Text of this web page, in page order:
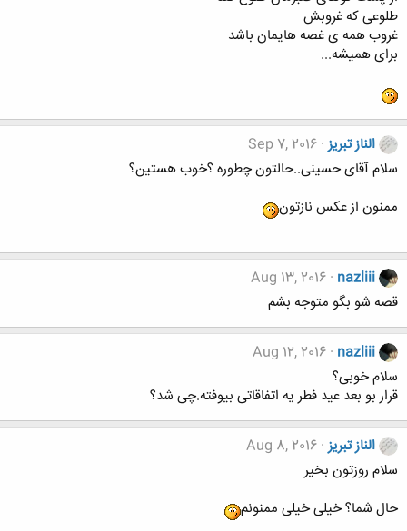
طلوعی که غروبش
غروب همه ی غصه هایمان باشد
برای همیشه...
الناز تبریز Sep 7, 2016
سلام آقای حسینی..حالتون چطوره ؟خوب هستین؟
ممنون از عکس نازتون
nazliii
Aug 13, 2016
قصه شو بگو متوجه بشم
nazliii
Aug 12, 2016
سلام خوبی؟
قرار بو بعد عید فطر یه اتفاقاتی بیوفته.چی شد؟
الناز تبریز Aug 8, 2016
سلام روزتون بخیر
حال شما؟ خیلی خیلی ممنونم